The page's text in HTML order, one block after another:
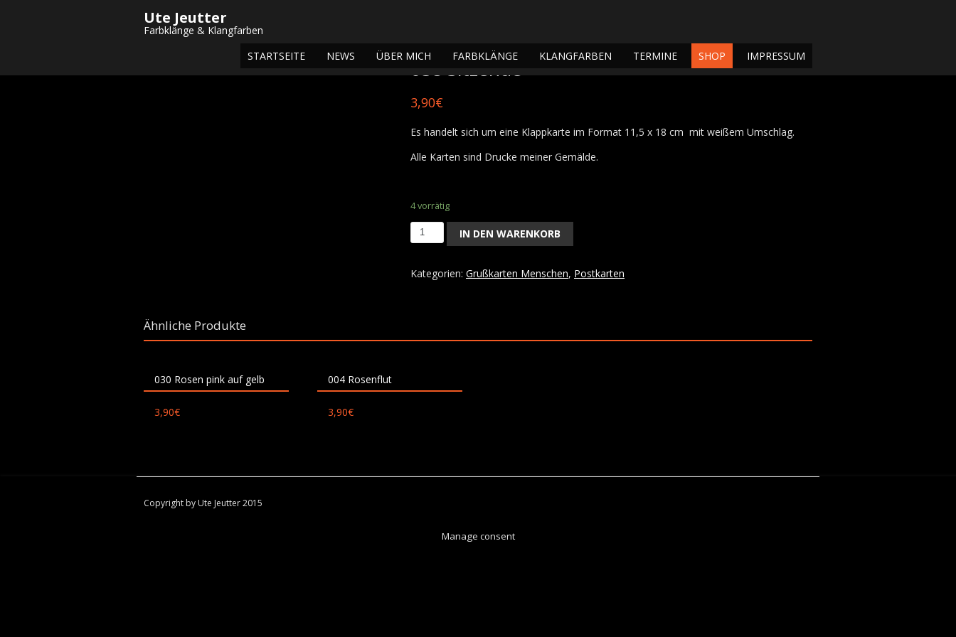
Ute Jeutter
Farbklänge & Klangfarben
STARTSEITE
NEWS ÜBER MICH FARBKLÄNGE KLANGFARBEN TERMINE SHOP IMPRESSUM
Startseite/Shop/
058 Sitzende
3,90€
Es handelt sich um eine Klappkarte im Format 11,5 x 18 cm mit weißem Umschlag.
Alle Karten sind Drucke meiner Gemälde.
4 vorrätig
058
Sitzende
IN DEN WARENKORB
Kategorien: Grußkarten Menschen, Postkarten
Ähnliche Produkte
030 Rosen pink auf gelb
3,90€
004 Rosenflut
3,90€
Copyright by Ute Jeutter 2015
Manage consent